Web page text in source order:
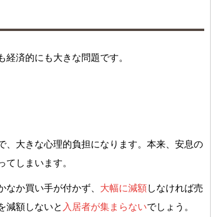
済的にも大きな問題です。
、大きな心理的負担になります。本来、安息の
しまいます。
か買い手が付かず、 大幅に減額しなければ売
減額しないと 入居者が集まらないでしょう。